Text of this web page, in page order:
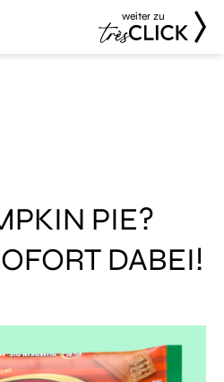
weiter zu
PIE?
DABEI!